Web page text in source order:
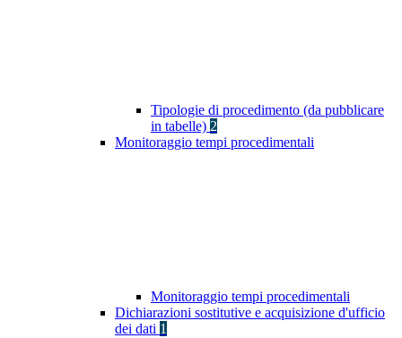
Tipologie di procedimento (da pubblicare
in tabelle) 2
Monitoraggio tempi procedimentali
Monitoraggio tempi procedimentali
Dichiarazioni sostitutive e acquisizione d'ufficio
dei dati 1